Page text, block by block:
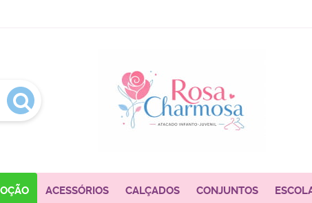
ACESSÓRIOS CALÇADOS CONJUNTOS